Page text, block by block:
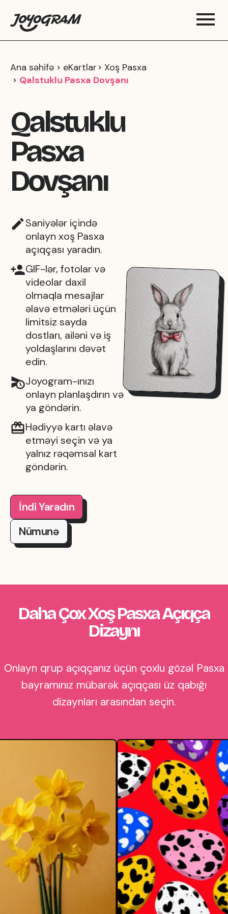
Ana səhifə eKartlar
Xoş Pasxa
Qalstuklu Pasxa Dovşanı
Qalstuklu
Pasxa
Dovşanı
Saniyələr içində
onlayn xoş Pasxa
açıqçası yaradın.
GIF-lər, fotolar və
videolar daxil
olmaqla mesajlar
əlavə etmələri üçün
limitsiz sayda
dostları, ailəni və iş
yoldaşlarını dəvət
edin.
Joyogram-ınızı
onlayn planlaşdırın və
ya göndərin.
Hədiyyə kartı əlavə
etməyi seçin və ya
yalnız rəqəmsal kart
göndərin.
İndi Yaradın
Nümunə
Daha Çox Xoş Pasxa Açıqça
Dizaynı
Onlayn qrup açıqçanız üçün çoxlu gözəl Pasxa
bayramınız mübarək açıqçası üz qabığı
dizaynları arasından seçin.